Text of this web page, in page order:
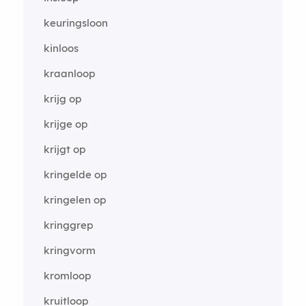
keuringsloon
kinloos
kraanloop
krijg op
krijge op
krijgt op
kringelde op
kringelen op
kringgrep
kringvorm
kromloop
kruitloop